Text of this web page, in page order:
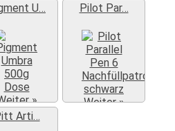
U…
»
Pilot Par…
Weiter »
Arti…